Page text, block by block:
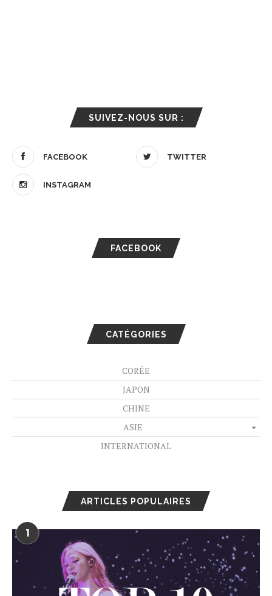
SUIVEZ-NOUS SUR :
FACEBOOK TWITTER
INSTAGRAM
FACEBOOK
CATÉGORIES
CORÉE
JAPON
CHINE
ASIE
INTERNATIONAL
ARTICLES POPULAIRES
1